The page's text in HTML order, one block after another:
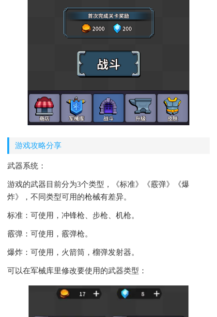
游戏攻略分享
武器系统：
游戏的武器目前分为3个类型，《标准》《霰弹》《爆
炸》，不同类型可用的枪械有差异。
标准：可使用，冲锋枪、步枪、机枪。
霰弹：可使用，霰弹枪。
爆炸：可使用，火箭筒，榴弹发射器。
可以在军械库里修改要使用的武器类型：